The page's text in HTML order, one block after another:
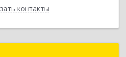
контакты
Назад